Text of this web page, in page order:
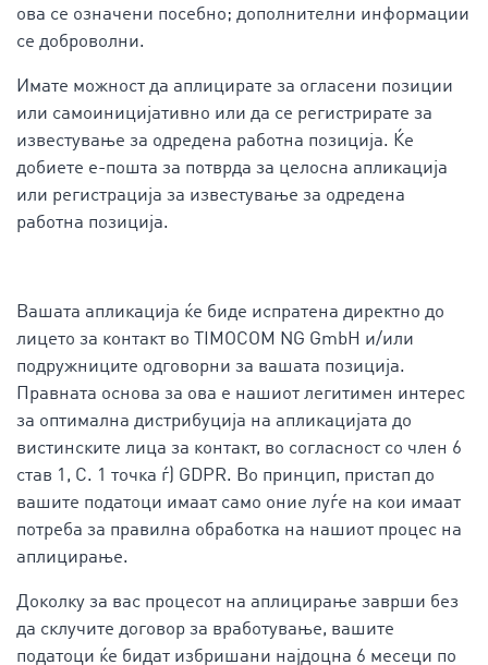
ова се означени посебно; дополнителни информации
се доброволни.
Имате можност да аплицирате за огласени позиции
или самоиницијативно или да се регистрирате за
известување за одредена работна позиција. Ќе
добиете е-пошта за потврда за целосна апликација
или регистрација за известување за одредена
работна позиција.
Вашата апликација ќе биде испратена директно до
лицето за контакт во TIMOCOM NG GmbH и/или
подружниците одговорни за вашата позиција.
Правната основа за ова е нашиот легитимен интерес
за оптимална дистрибуција на апликацијата до
вистинските лица за контакт, во согласност со член 6
став 1, С. 1 точка ѓ) GDPR. Во принцип, пристап до
вашите податоци имаат само оние луѓе на кои имаат
потреба за правилна обработка на нашиот процес на
аплицирање.
Доколку за вас процесот на аплицирање заврши без
да склучите договор за вработување, вашите
податоци ќе бидат избришани најдоцна 6 месеци по